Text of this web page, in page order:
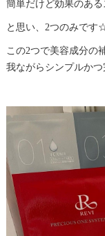
簡単だけど効果のある
と思い、2つのみです
この2つで美容成分の
我ながらシンプルか